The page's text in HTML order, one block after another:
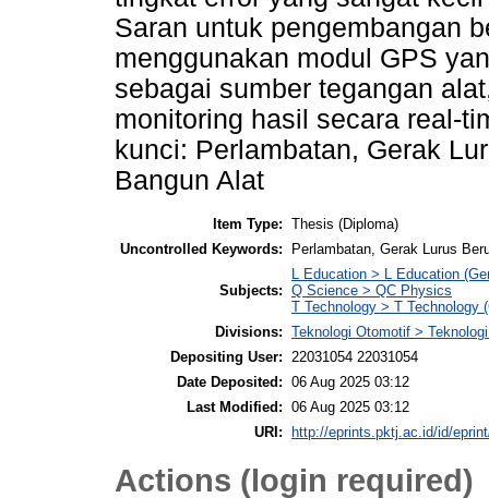
Saran untuk pengembangan
menggunakan modul GPS
sebagai sumber tegangan
monitoring hasil secara real-
kunci: Perlambatan, Gerak
Bangun Alat
Item Type: Thesis (Diploma)
Uncontrolled Keywords:
Perlambatan, Gerak Lurus
Subjects:
L Education > L Education
Q Science > QC Physics
T Technology > T Technology
Divisions: Teknologi Otomotif >
Depositing User: 22031054 22031054
Date Deposited: 06 Aug 2025 03:12
Last Modified: 06 Aug 2025 03:12
URI:
http://eprints.pktj.ac.id/id/
Actions (login required)